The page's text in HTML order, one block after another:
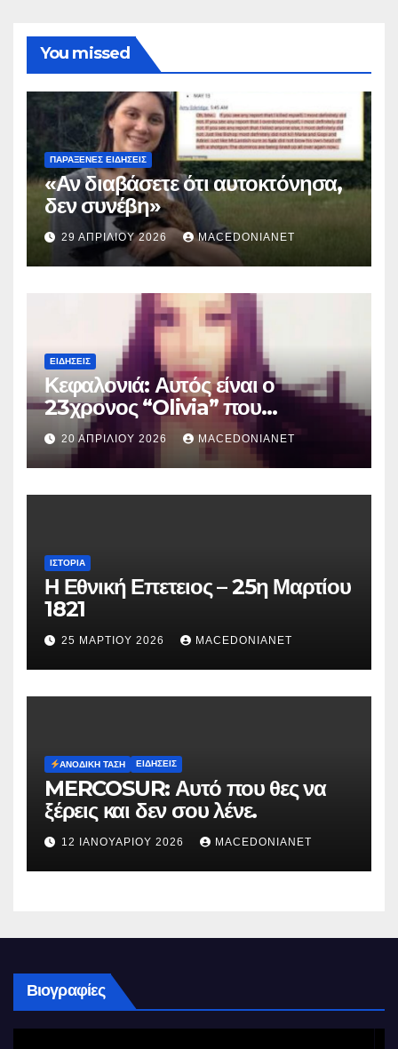
You missed
ΠΑΡΆΞΕΝΕΣ ΕΙΔΉΣΕΙΣ
«Αν διαβάσετε ότι αυτοκτόνησα,
δεν συνέβη»
29 ΑΠΡΙΛΊΟΥ 2026 MACEDONIANET
ΕΙΔΉΣΕΙΣ
Κεφαλονιά: Αυτός είναι ο
23χρονος “Olivia” που
κατηγορείται για τον θάνατο της
Μυρτούς
20 ΑΠΡΙΛΊΟΥ 2026 MACEDONIANET
ΙΣΤΟΡΊΑ
Η Εθνική Επετειος – 25η Μαρτίου
1821
25 ΜΑΡΤΊΟΥ 2026 MACEDONIANET
ΑΝΟΔΙΚΉ ΤΆΣΗ ΕΙΔΉΣΕΙΣ
MERCOSUR: Αυτό που θες να
ξέρεις και δεν σου λένε.
12 ΙΑΝΟΥΑΡΊΟΥ 2026 MACEDONIANET
Βιογραφίες